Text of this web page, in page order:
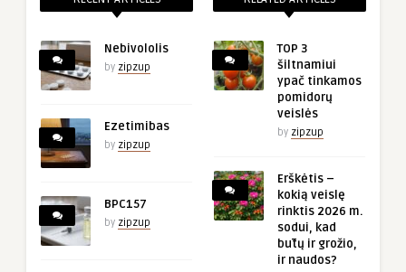
Nebivololis
by zipzup
Ezetimibas
by zipzup
BPC157
by zipzup
TOP 3
šiltnamiui
ypač tinkamos
pomidorų
veislės
by zipzup
Erškėtis –
kokią veislę
rinktis 2026 m.
sodui, kad
būtų ir grožio,
ir naudos?